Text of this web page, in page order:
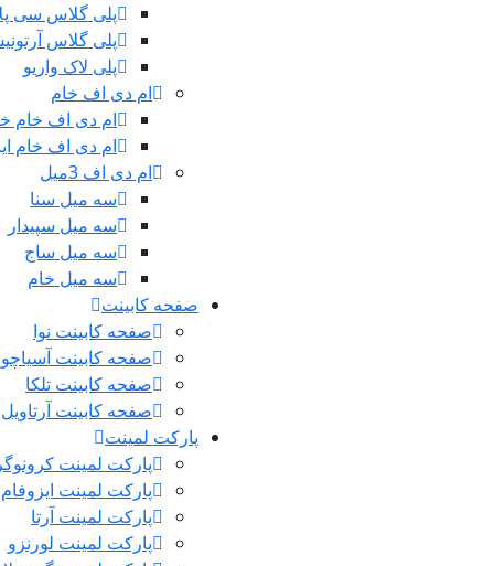
پلی گلاس سی
پلی گلاس
پلی لاک واریو
ام دی اف خام
ام دی اف خام
ام دی اف خام
ام دی اف 3میل
سه میل سنا
سه میل سپیدار
سه میل ساج
سه میل خام
صفحه کابینت
صفحه کابینت نوا
صفحه کابینت
صفحه کابینت تلکا
صفحه کابینت آرتاویل
پارکت لمینت
پارکت لمینت
پارکت لمینت ایزوفام
پارکت لمینت آرتا
پارکت لمینت لورنزو